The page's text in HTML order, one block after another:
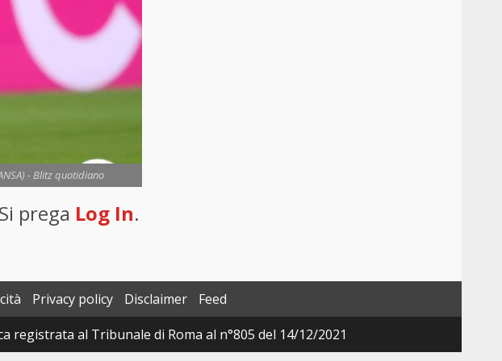
- Blitz quotidiano
prega Log In.
Privacy policy Disclaimer
Feed
registrata al Tribunale di Roma al n°805 del 14/12/2021